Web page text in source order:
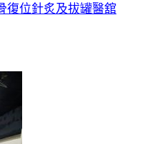
復位針炙及拔罐醫舘